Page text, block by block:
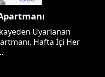
Uyarlanan
Hafta İçi Her